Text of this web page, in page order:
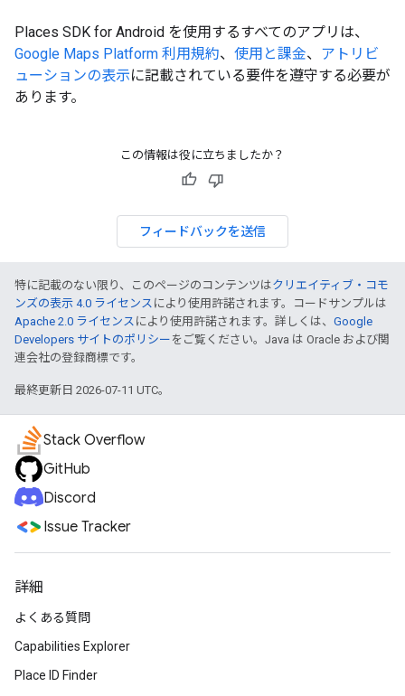
Places SDK for Android を使用するすべてのアプリは、
Google Maps Platform 利用規約、 使用と課金、 アトリビ
ューションの表示に記載されている要件を遵守する必要が
あります。
この情報は役に立ちましたか？
フィードバックを送信
特に記載のない限り、このページのコンテンツはクリエイティブ・コモ
ンズの表示 4.0 ライセンス により使用許諾されます。コードサンプルは
Apache 2.0 ライセンス により使用許諾されます。詳しくは、 Google
Developers サイトのポリシー をご覧ください。Java は Oracle および関
連会社の登録商標です。
最終更新日 2026-07-11 UTC。
Stack Overflow
GitHub
Discord
Issue Tracker
詳細
よくある質問
Capabilities Explorer
Place ID Finder